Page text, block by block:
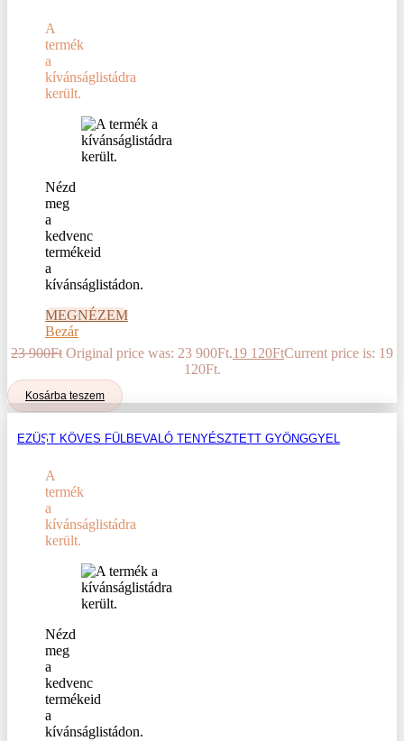
A
termék
a
kívánságlistádra
került.
Nézd
meg
a
kedvenc
termékeid
a
kívánságlistádon.
MEGNÉZEM
Bezár
23 900Ft Original price was: 23 900Ft.19 120FtCurrent price is: 19
120Ft.
Kosárba teszem
EZÜST KÖVES FÜLBEVALÓ TENYÉSZTETT GYÖNGGYEL
A
termék
a
kívánságlistádra
került.
Nézd
meg
a
kedvenc
termékeid
a
kívánságlistádon.